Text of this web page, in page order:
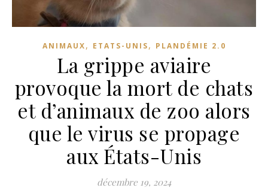
ANIMAUX, ETATS-UNIS, PLANDÉMIE 2.0
La grippe aviaire
provoque la mort de chats
et d’animaux de zoo alors
que le virus se propage
aux États-Unis
décembre 19, 2024